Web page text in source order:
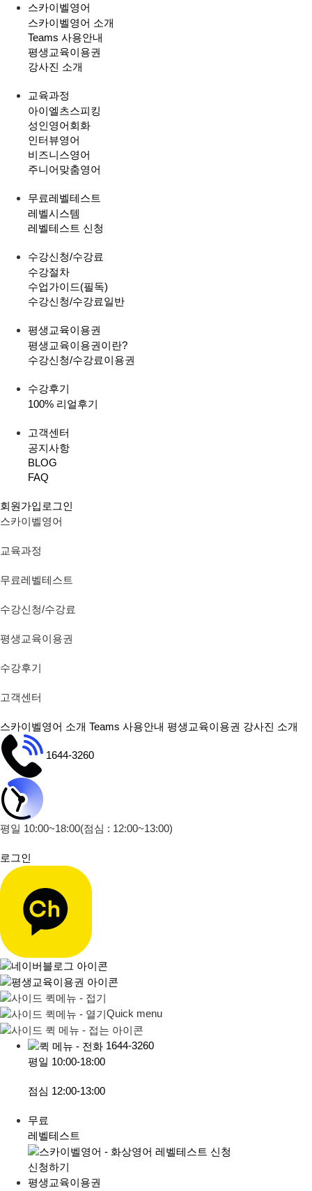
스카이벨영어
스카이벨영어 소개
Teams 사용안내
평생교육이용권
강사진 소개
교육과정
아이엘츠스피킹
성인영어회화
인터뷰영어
비즈니스영어
주니어맞춤영어
무료레벨테스트
레벨시스템
레벨테스트 신청
수강신청/수강료
수강절차
수업가이드(필독)
수강신청/수강료일반
평생교육이용권
평생교육이용권이란?
수강신청/수강료이용권
수강후기
100% 리얼후기
고객센터
공지사항
BLOG
FAQ
회원가입 로그인
스카이벨영어
교육과정
무료레벨테스트
수강신청/수강료
평생교육이용권
수강후기
고객센터
스카이벨영어 소개 Teams 사용안내 평생교육이용권 강사진 소개
1644-3260
평일 10:00~18:00(점심 : 12:00~13:00)
로그인
Quick menu
1644-3260
평일 10:00-18:00
점심 12:00-13:00
무료
레벨테스트
신청하기
평생교육이용권